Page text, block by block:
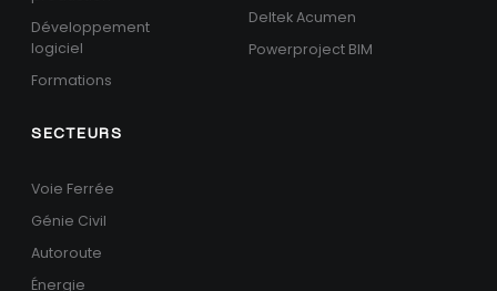
Développement
logiciel
Formations
Deltek Acumen
Powerproject BIM
SECTEURS
Voie Ferrée
Génie Civil
Autoroute
Énergie